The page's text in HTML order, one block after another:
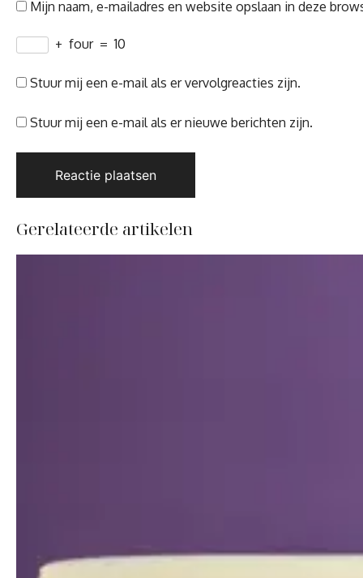
Mijn naam, e-mailadres en website opslaan in deze
+ four = 10
Stuur mij een e-mail als er vervolgreacties zijn.
Stuur mij een e-mail als er nieuwe berichten zijn.
Gerelateerde artikelen